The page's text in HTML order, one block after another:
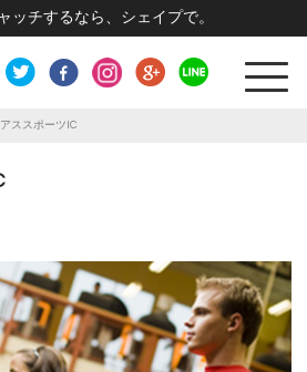
ッチするなら、シェイプで。
ススポーツIC